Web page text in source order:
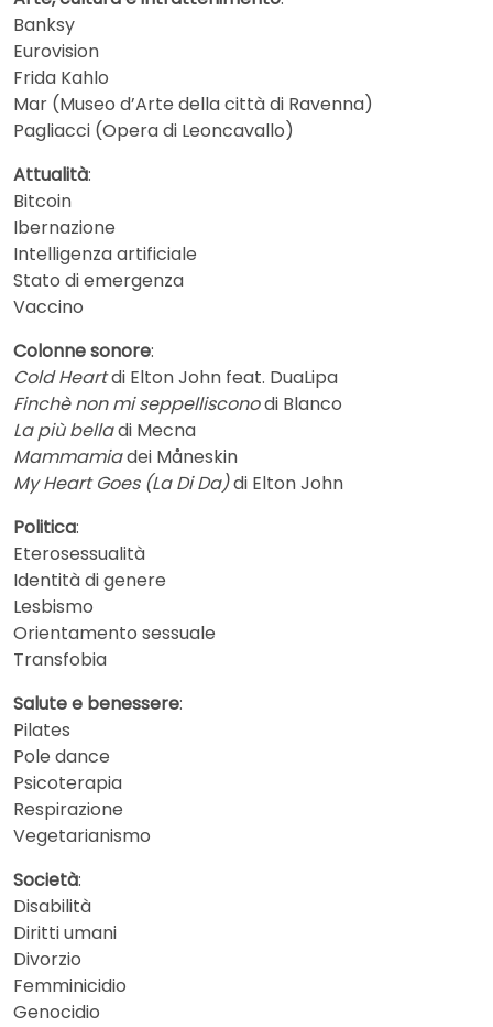
Banksy
Eurovision
Frida Kahlo
Mar (Museo d’Arte della città di Ravenna)
Pagliacci (Opera di Leoncavallo)
Attualità:
Bitcoin
Ibernazione
Intelligenza artificiale
Stato di emergenza
Vaccino
Colonne sonore:
Cold Heartdi Elton John feat. DuaLipa
Finchè non mi seppellisconodi Blanco
La più belladi Mecna
Mammamiadei Måneskin
My Heart Goes (La Di Da)di Elton John
Politica:
Eterosessualità
Identità di genere
Lesbismo
Orientamento sessuale
Transfobia
Salute e benessere:
Pilates
Pole dance
Psicoterapia
Respirazione
Vegetarianismo
Società:
Disabilità
Diritti umani
Divorzio
Femminicidio
Genocidio